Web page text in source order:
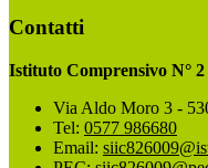
Contatti
Istituto Comprensivo N° 2
Via Aldo Moro 3 -
Tel: 0577 986680
Email: